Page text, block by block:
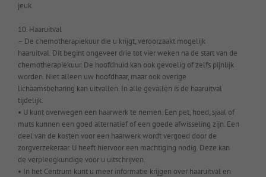
jeuk.
10. Haaruitval
– De chemotherapiekuur die u krijgt, veroorzaakt mogelijk
haaruitval. Dit begint ongeveer drie tot vier weken na de start van de
chemotherapiekuur. De hoofdhuid kan ook gevoelig of zelfs pijnlijk
worden. Niet alleen uw hoofdhaar, maar ook overige
lichaamsbeharing kan uitvallen. In alle gevallen is de haaruitval
tijdelijk.
• U kunt overwegen een haarwerk te nemen. Een pet, hoed, sjaal of
muts kunnen een goed alternatief of een goede afwisseling zijn. Een
deel van de kosten voor een haarwerk wordt vergoed door de
zorgverzekeraar. U heeft hiervoor een machtiging nodig. Deze kan
de verpleegkundige voor u uitschrijven.
• In het Centrum kunt u meer informatie krijgen over haaruitval en